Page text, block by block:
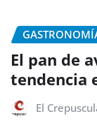
El pan de
tendencia
El